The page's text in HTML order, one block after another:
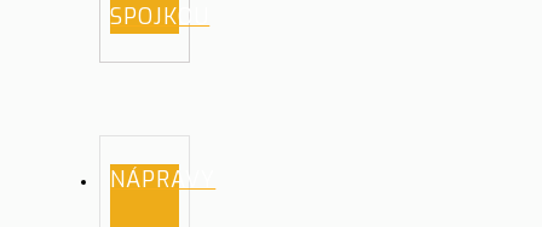
SPOJKOU
NÁPRAVY